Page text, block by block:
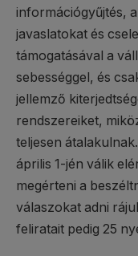
információgyűjtés,
javaslatokat és
támogatásával a
sebességgel, és
jellemző
rendszereiket,
teljesen
április 1-jén válik
megérteni a
válaszokat adni
feliratait pedig 25